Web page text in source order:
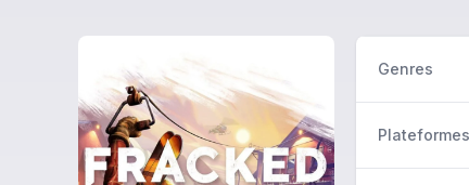
Genres
Plateformes